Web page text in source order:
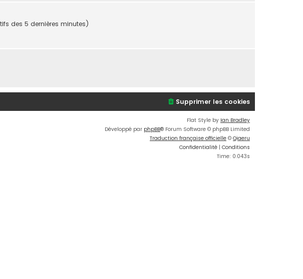
des 5 dernières minutes)
Supprimer les cookies
Flat Style by Ian Bradley
Développé par phpBB® Forum Software © phpBB Limited
Traduction française officielle © Qiaeru
Confidentialité | Conditions
Time: 0.043s